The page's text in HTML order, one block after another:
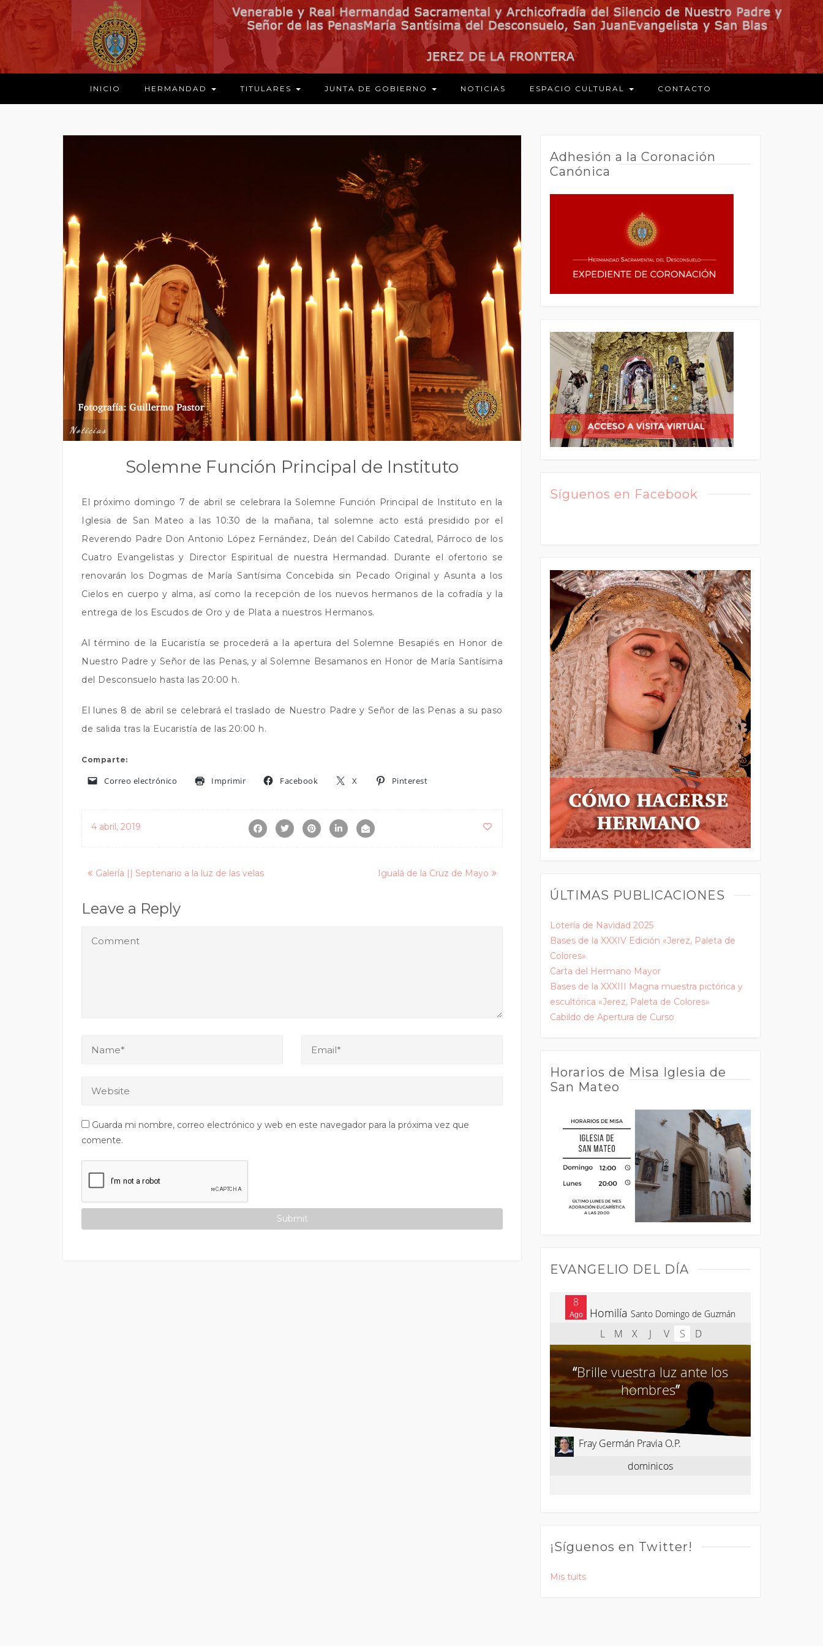
INICIO HERMANDAD TITULARES JUNTA DE GOBIERNO NOTICIAS ESPACIO CULTURAL CONTACTO
Noticias
Solemne Función Principal de Instituto
El próximo domingo 7 de abril se celebrara la Solemne Función Principal de Instituto en la
Iglesia de San Mateo a las 10:30 de la mañana, tal solemne acto está presidido por el
Reverendo Padre Don Antonio López Fernández, Deán del Cabildo Catedral, Párroco de los
Cuatro Evangelistas y Director Espiritual de nuestra Hermandad. Durante el ofertorio se
renovarán los Dogmas de María Santísima Concebida sin Pecado Original y Asunta a los
Cielos en cuerpo y alma, así como la recepción de los nuevos hermanos de la cofradía y la
entrega de los Escudos de Oro y de Plata a nuestros Hermanos.
Al término de la Eucaristía se procederá a la apertura del Solemne Besapiés en Honor de
Nuestro Padre y Señor de las Penas, y al Solemne Besamanos en Honor de María Santísima
del Desconsuelo hasta las 20:00 h.
El lunes 8 de abril se celebrará el traslado de Nuestro Padre y Señor de las Penas a su paso
de salida tras la Eucaristía de las 20:00 h.
Comparte:
Correo electrónico Imprimir Facebook X Pinterest
4 abril, 2019
Posts
Galería || Septenario a la luz de las velas Igualá de la Cruz de Mayo
Leave a Reply
Guarda mi nombre, correo electrónico y web en este navegador para la próxima vez que
comente.
Adhesión a la Coronación
Canónica
Síguenos en Facebook
ÚLTIMAS PUBLICACIONES
Lotería de Navidad 2025
Bases de la XXXIV Edición «Jerez, Paleta de
Colores»
Carta del Hermano Mayor
Bases de la XXXIII Magna muestra pictórica y
escultórica «Jerez, Paleta de Colores»
Cabildo de Apertura de Curso
Horarios de Misa Iglesia de
San Mateo
EVANGELIO DEL DÍA
¡Síguenos en Twitter!
Mis tuits